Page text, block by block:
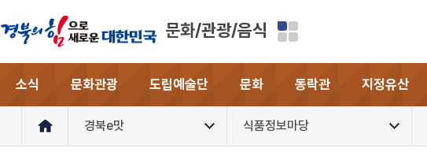
문화/관광/음식
소식 문화관광 도립예술단 문화 동락관 지정유산
경북e맛 식품정보마당